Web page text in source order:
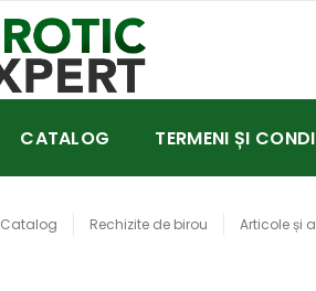
CATALOG TERMENI ȘI
Catalog Rechizite de birou Articole și